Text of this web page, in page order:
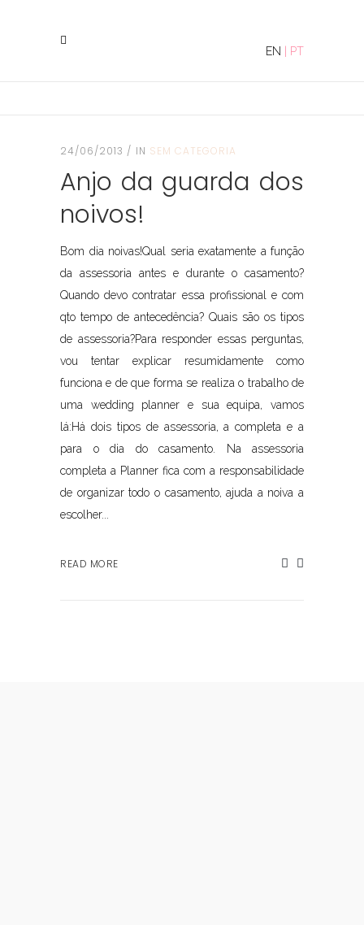
EN PT
24/06/2013 IN SEM CATEGORIA
Anjo da guarda dos
noivos!
Bom dia noivas!Qual seria exatamente a função
da assessoria antes e durante o casamento?
Quando devo contratar essa profissional e com
qto tempo de antecedência? Quais são os tipos
de assessoria?Para responder essas perguntas,
vou tentar explicar resumidamente como
funciona e de que forma se realiza o trabalho de
uma wedding planner e sua equipa, vamos
lá:Há dois tipos de assessoria, a completa e a
para o dia do casamento. Na assessoria
completa a Planner fica com a responsabilidade
de organizar todo o casamento, ajuda a noiva a
escolher...
READ MORE